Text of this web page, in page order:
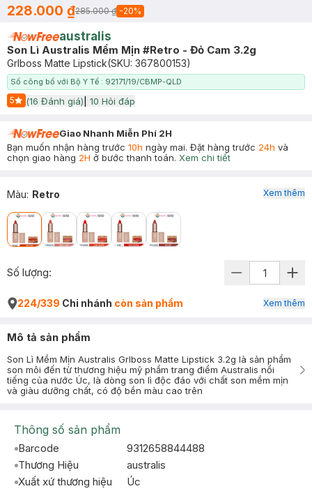
228.000 ₫285.000 ₫ -20%
australis
Son Lì Australis Mềm Mịn #Retro - Đỏ Cam 3.2g
Grlboss Matte Lipstick(SKU: 367800153)
Số công bố với Bộ Y Tế : 92171/19/CBMP-QLD
5
Start Icon
(16 Đánh giá) 10 Hỏi đáp
Giao Nhanh Miễn Phí 2H
Bạn muốn nhận hàng trước 10h ngày mai. Đặt hàng trước 24h và
chọn giao hàng 2H ở bước thanh toán. Xem chi tiết
Màu: Retro Xem thêm
Số lượng:
224/339 Chi nhánh còn sản phẩm Xem thêm
Mô tả sản phẩm
Son Lì Mềm Mịn Australis Grlboss Matte Lipstick 3.2g là sản phẩm
son môi đến từ thương hiệu mỹ phẩm trang điểm Australis nổi
tiếng của nước Úc, là dòng son lì độc đáo với chất son mềm mịn
và giàu dưỡng chất, có độ bền màu cao trên
Thông số sản phẩm
Barcode
9312658844488
Thương Hiệu
australis
Xuất xứ thương hiệu
Úc